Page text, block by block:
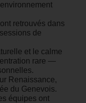
retrouvés dans
de
et le calme
rare —
Renaissance,
du Genevois.
équipes ont